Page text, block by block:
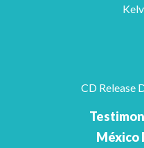
CD Release
México